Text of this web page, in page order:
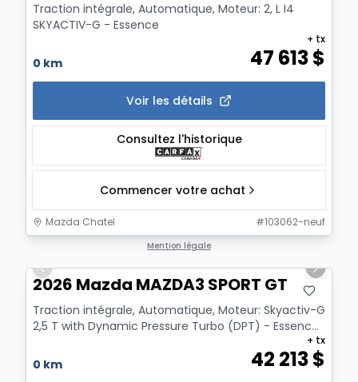
Traction intégrale, Automatique, Moteur: 2, L I4
SKYACTIV-G - Essence
0 km 47 613$
+ tx
Voir les détails
Consultez l'historique
Commencer votre achat
Mazda Chatel #103062-neuf
Mention légale
Previous slide
Next
2026 Mazda MAZDA3 SPORT GT
Traction intégrale, Automatique, Moteur: Skyactiv-G
2,5 T with Dynamic Pressure Turbo (DPT) - Essenc...
0 km 42 213$
+ tx